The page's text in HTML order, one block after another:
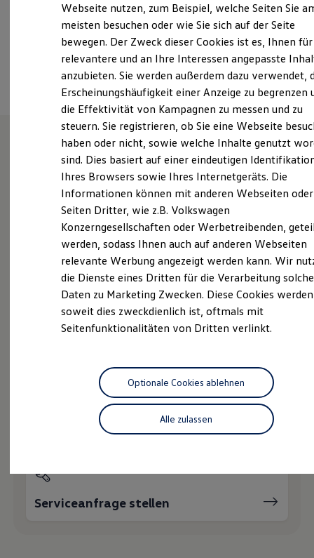
Der ID.7 GTX
Der ID.7 Tourer
Der ID.7 GTX Tourer
Der ID. Buzz
Der neue ID. Cross
Elektrofahrzeugkonzepte
ID. EVERY1
Reichweite der ID. Modelle
Reichweite im Winter
Rekuperation
Laden unterwegs
Laden Zuhause
Ladestationen finden
Batterie
Sicherheit
Garantie und Lebensdauer
Nachhaltigkeit
Technologie
Kosten und Kauf
Verbrauchskosten
E-Auto-Förderung
Software und Konnektivität
Digitale Extras
Schnittstellen zu Ihrem ID.
Hybridautos
Marke und Erlebnis
Volkswagen R und R Experience
R-Modelle
Lifestyle Shop
Ansprechpartner
Unsere Leistungenim
Überblick
Gebrauchtwagen
Service
Wie können wir
Servicetermin buchen
Serviceanfrage stellen
Webseite nutzen, zum Beispiel, welche Seiten Sie
meisten besuchen oder wie Sie sich auf der Seite
bewegen. Der Zweck dieser Cookies ist es, Ihnen für
relevantere und an Ihre Interessen angepasste
anzubieten. Sie werden außerdem dazu verwendet,
Erscheinungshäufigkeit einer Anzeige zu begrenzen
die Effektivität von Kampagnen zu messen und zu
steuern. Sie registrieren, ob Sie eine Webseite
haben oder nicht, sowie welche Inhalte genutzt
sind. Dies basiert auf einer eindeutigen
Ihres Browsers sowie Ihres Internetgeräts. Die
Informationen können mit anderen Webseiten oder
Seiten Dritter, wie z.B. Volkswagen
Konzerngesellschaften oder Werbetreibenden,
werden, sodass Ihnen auch auf anderen Webseiten
relevante Werbung angezeigt werden kann. Wir
die Dienste eines Dritten für die Verarbeitung
Daten zu Marketing Zwecken. Diese Cookies
soweit dies zweckdienlich ist, oftmals mit
Seitenfunktionalitäten von Dritten verlinkt.
Alle zulassen
Optionale Cookies ablehnen